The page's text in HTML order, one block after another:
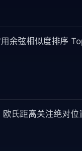
余弦相似度排序
氏距离关注绝对